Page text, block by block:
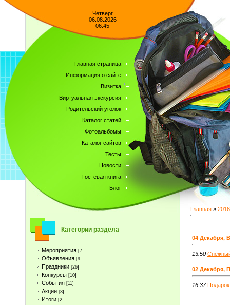
Четверг
06.08.2026
06:45
Главная страница
Информация о сайте
Визитка
Виртуальная экскурсия
Родительский уголок
Каталог статей
Фотоальбомы
Каталог сайтов
Тесты
Новости
Гостевая книга
Блог
Категории раздела
Мероприятия [7]
Объявления [9]
Праздники [26]
Конкурсы [10]
События [11]
Акции [3]
Итоги [2]
Главная » 2016
04 Декабря,
13:50
02 Декабря,
16:37